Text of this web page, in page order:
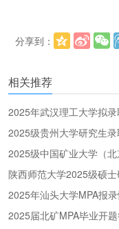
分享到：
相关推荐
2025年武汉理工大学拟
2025级贵州大学研究生
2025级中国矿业大学（
陕西师范大学2025级硕
2025年汕头大学MPA报
2025届北矿MPA毕业开